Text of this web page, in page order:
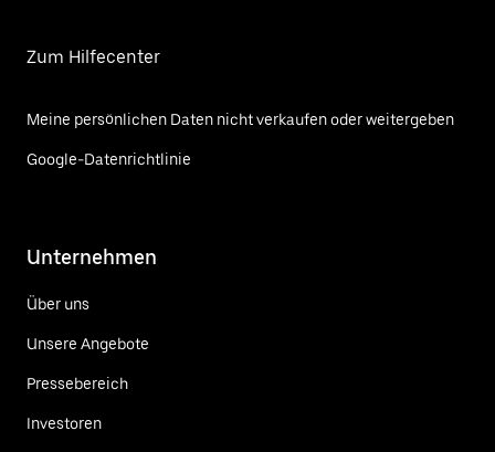
Zum Hilfecenter
Meine persönlichen Daten nicht verkaufen oder weitergeben
Google-Datenrichtlinie
Unternehmen
Über uns
Unsere Angebote
Pressebereich
Investoren